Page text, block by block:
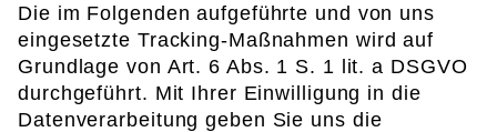
Die im Folgenden aufgeführte und von uns
eingesetzte Tracking-Maßnahmen wird auf
Grundlage von Art. 6 Abs. 1 S. 1 lit. a DSGVO
durchgeführt. Mit Ihrer Einwilligung in die
Datenverarbeitung geben Sie uns die